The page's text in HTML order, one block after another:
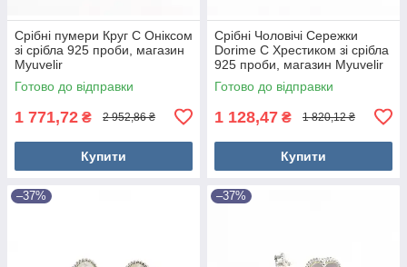
Срібні пумери Круг С Оніксом
зі срібла 925 проби, магазин
Myuvelir
Готово до відправки
1 771,72 ₴ 2 952,86 ₴
Купити
Срібні Чоловічі Сережки
Dorime C Хрестиком зі срібла
925 проби, магазин Myuvelir
Готово до відправки
1 128,47 ₴ 1 820,12 ₴
Купити
–37% –37%